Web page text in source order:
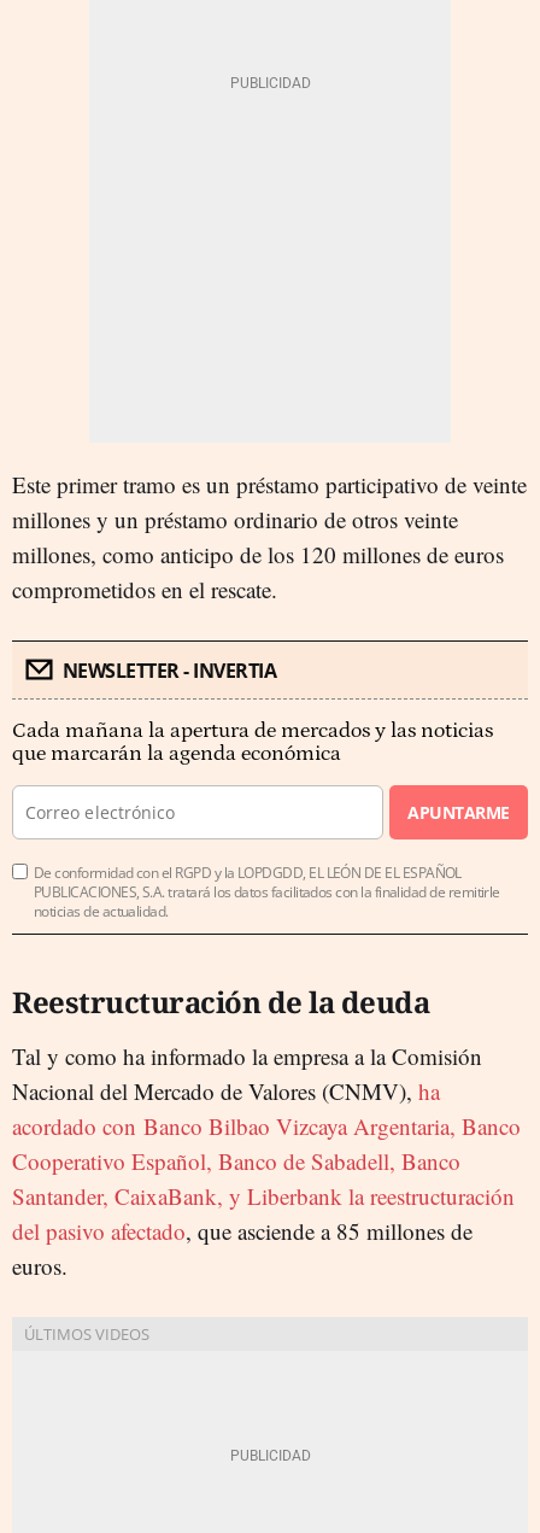
Este primer tramo es un préstamo participativo de veinte
millones y un préstamo ordinario de otros veinte
millones, como anticipo de los 120 millones de euros
comprometidos en el rescate.
NEWSLETTER - INVERTIA
Cada mañana la apertura de mercados y las noticias
que marcarán la agenda económica
APUNTARME
De conformidad con el RGPD y la LOPDGDD, EL LEÓN DE EL ESPAÑOL
PUBLICACIONES, S.A. tratará los datos facilitados con la finalidad de remitirle
noticias de actualidad.
Reestructuración de la deuda
Tal y como ha informado la empresa a la Comisión
Nacional del Mercado de Valores (CNMV), ha
acordado con Banco Bilbao Vizcaya Argentaria, Banco
Cooperativo Español, Banco de Sabadell, Banco
Santander, CaixaBank, y Liberbank la reestructuración
del pasivo afectado, que asciende a 85 millones de
euros.